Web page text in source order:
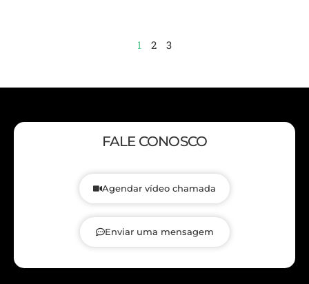
1 2 3
FALE CONOSCO
Agendar vídeo chamada
Enviar uma mensagem